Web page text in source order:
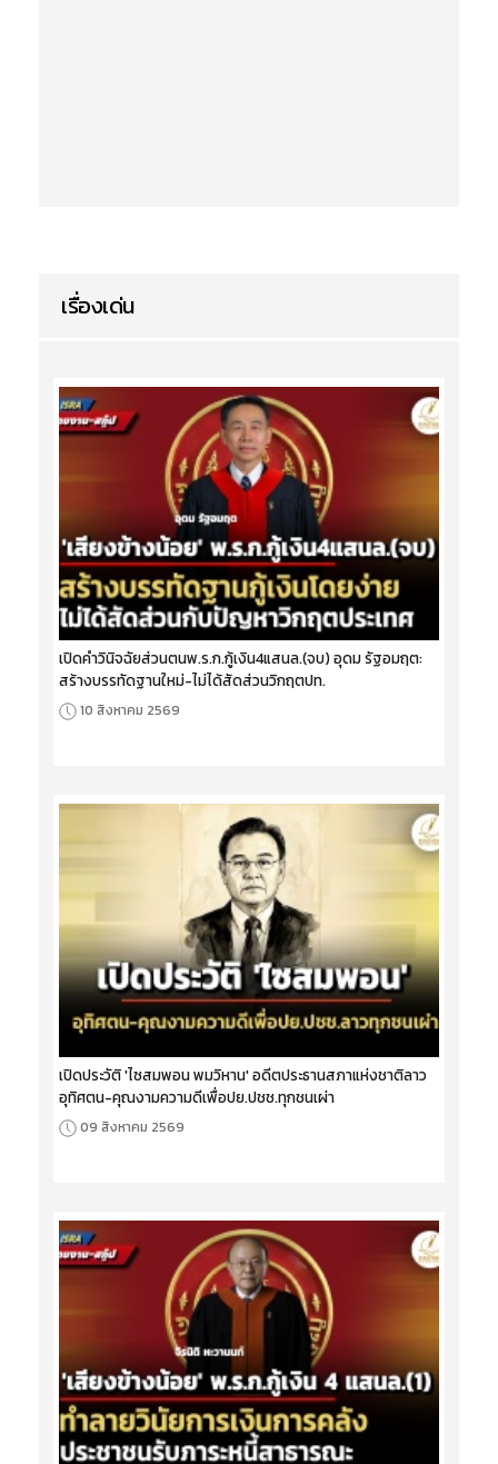
เรื่องเด่น
เปิดคำวินิจฉัยส่วนตนพ.ร.ก.กู้เงิน4แสนล.(จบ) อุดม รัฐอมฤต:
สร้างบรรทัดฐานใหม่-ไม่ได้สัดส่วนวิกฤตปท.
10 สิงหาคม 2569
เปิดประวัติ 'ไซสมพอน พมวิหาน' อดีตประธานสภาแห่งชาติลาว
อุทิศตน-คุณงามความดีเพื่อปย.ปชช.ทุกชนเผ่า
09 สิงหาคม 2569